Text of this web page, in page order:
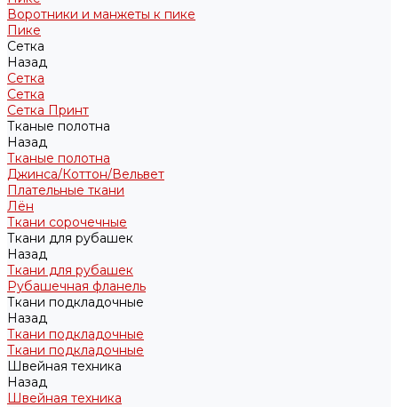
Воротники и манжеты к пике
Пике
Сетка
Назад
Сетка
Сетка
Сетка Принт
Тканые полотна
Назад
Тканые полотна
Джинса/Коттон/Вельвет
Плательные ткани
Лён
Ткани сорочечные
Ткани для рубашек
Назад
Ткани для рубашек
Рубашечная фланель
Ткани подкладочные
Назад
Ткани подкладочные
Ткани подкладочные
Швейная техника
Назад
Швейная техника